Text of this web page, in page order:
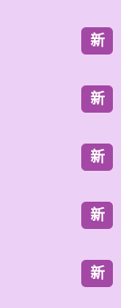
新
新
新
新
新